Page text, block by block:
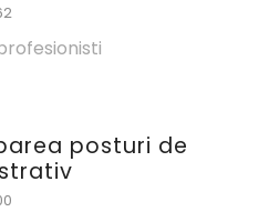
posturi de